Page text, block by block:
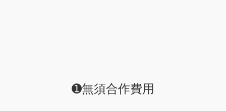
➊無須合作費用